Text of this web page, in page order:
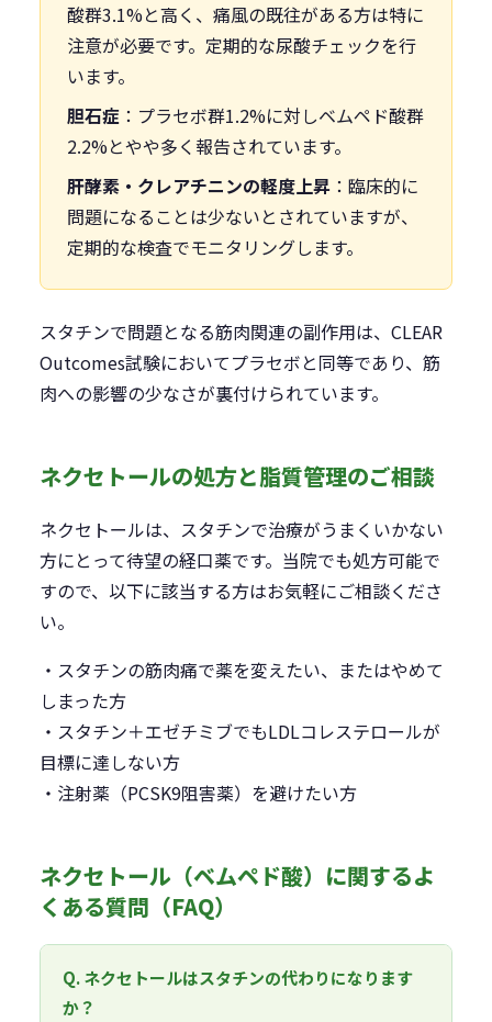
酸群3.1%と高く、痛風の既往がある方は特に
注意が必要です。定期的な尿酸チェックを行
います。
胆石症 ：プラセボ群1.2%に対しベムペド酸群
2.2%とやや多く報告されています。
肝酵素・クレアチニンの軽度上昇 ：臨床的に
問題になることは少ないとされていますが、
定期的な検査でモニタリングします。
スタチンで問題となる筋肉関連の副作用は、CLEAR
Outcomes試験においてプラセボと同等であり、筋
肉への影響の少なさが裏付けられています。
ネクセトールの処方と脂質管理のご相談
ネクセトールは、スタチンで治療がうまくいかない
方にとって待望の経口薬です。当院でも処方可能で
すので、以下に該当する方はお気軽にご相談くださ
い。
・スタチンの筋肉痛で薬を変えたい、またはやめて
しまった方
・スタチン＋エゼチミブでもLDLコレステロールが
目標に達しない方
・注射薬（PCSK9阻害薬）を避けたい方
ネクセトール（ベムペド酸）に関するよ
くある質問（FAQ）
Q. ネクセトールはスタチンの代わりになります
か？